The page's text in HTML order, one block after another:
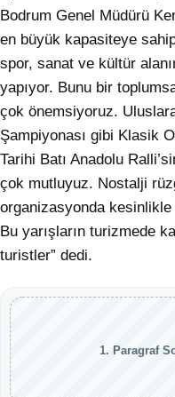
Bodrum Genel Müdürü
en büyük kapasiteye
spor, sanat ve kültür
yapıyor. Bunu bir
çok önemsiyoruz.
Şampiyonası gibi Klasik
Tarihi Batı Anadolu
çok mutluyuz. Nostalji
organizasyonda
Bu yarışların turizmede
turistler” dedi.
1. Paragraf